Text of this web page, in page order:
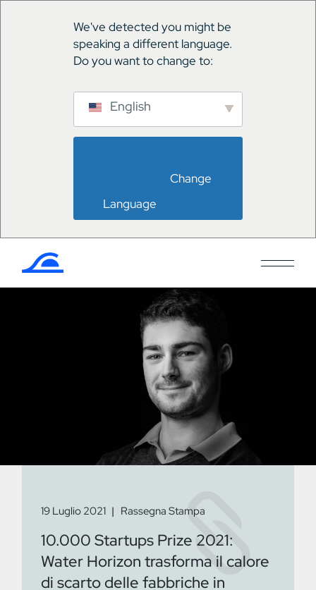
We've detected you might be
speaking a different language.
Do you want to change to:
English
Language
19 Luglio 2021 Rassegna Stampa
10.000 Startups Prize 2021:
Water Horizon trasforma il calore
di scarto delle fabbriche in